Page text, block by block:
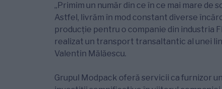
„Primim un număr din ce în ce mai mare
Astfel, livrăm în mod constant diverse
producție pentru o companie din industria
realizat un transport transaltantic al unei
Valentin Mălăescu.
Grupul Modpack oferă servicii ca furnizor